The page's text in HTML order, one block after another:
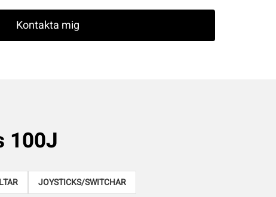
100J
JOYSTICKS/SWITCHAR